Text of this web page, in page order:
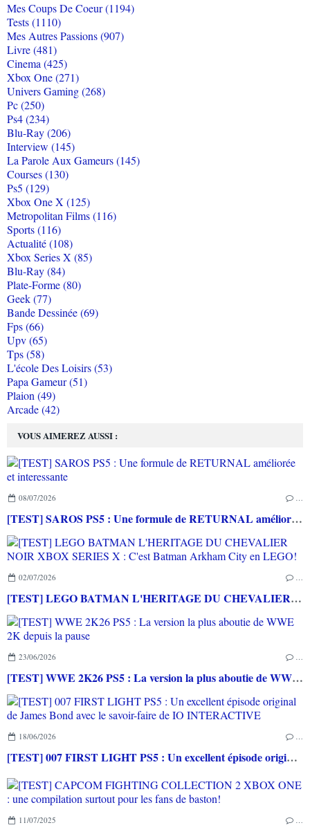
VOUS AIMEREZ AUSSI :
08/07/2026 …
[TEST] SAROS PS5 : Une formule de RETURNAL améliorée et interessante
02/07/2026 …
[TEST] LEGO BATMAN L'HERITAGE DU CHEVALIER NOIR XBOX SERIES X : C'est Batman Arkham City en LEGO!
23/06/2026 …
[TEST] WWE 2K26 PS5 : La version la plus aboutie de WWE 2K depuis la pause
18/06/2026 …
[TEST] 007 FIRST LIGHT PS5 : Un excellent épisode original de James Bond avec le savoir-faire de IO INTERACTIVE
11/07/2025 …
Mes Coups De Coeur (1194)
Tests (1110)
Mes Autres Passions (907)
Livre (481)
Cinema (425)
Xbox One (271)
Univers Gaming (268)
Pc (250)
Ps4 (234)
Blu-Ray (206)
Interview (145)
La Parole Aux Gameurs (145)
Courses (130)
Ps5 (129)
Xbox One X (125)
Metropolitan Films (116)
Sports (116)
Actualité (108)
Xbox Series X (85)
Blu-Ray (84)
Plate-Forme (80)
Geek (77)
Bande Dessinée (69)
Fps (66)
Upv (65)
Tps (58)
L'école Des Loisirs (53)
Papa Gameur (51)
Plaion (49)
Arcade (42)